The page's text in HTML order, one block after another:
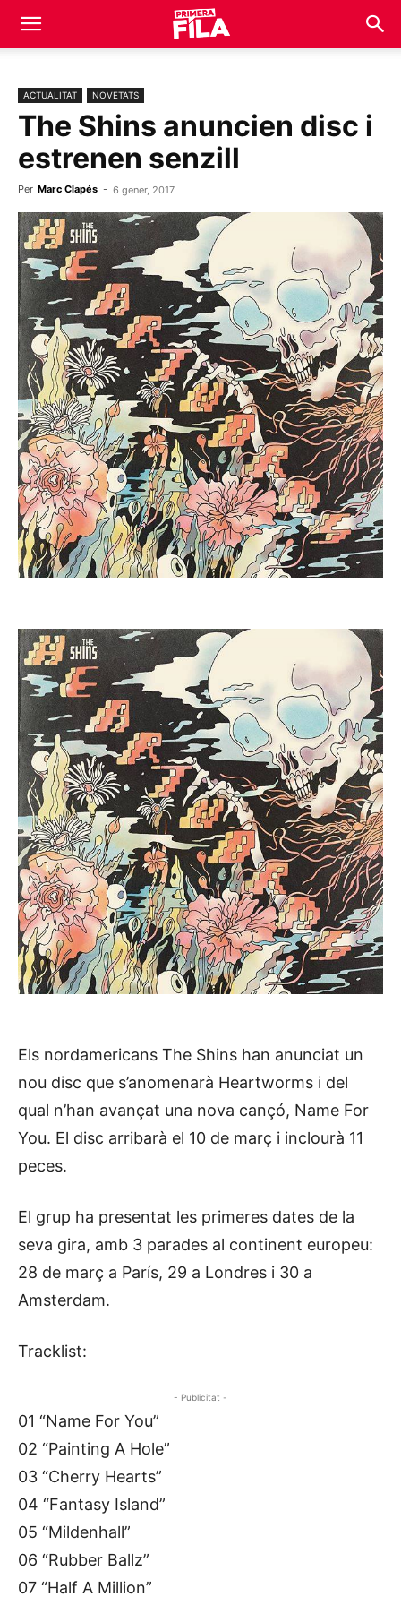
ACTUALITAT NOVETATS
The Shins anuncien disc i
estrenen senzill
Per Marc Clapés - 6 gener, 2017
Els nordamericans The Shins han anunciat un
nou disc que s’anomenarà Heartworms i del
qual n’han avançat una nova cançó, Name For
You. El disc arribarà el 10 de març i inclourà 11
peces.
El grup ha presentat les primeres dates de la
seva gira, amb 3 parades al continent europeu:
28 de març a París, 29 a Londres i 30 a
Amsterdam.
Tracklist:
- Publicitat -
01 “Name For You”
02 “Painting A Hole”
03 “Cherry Hearts”
04 “Fantasy Island”
05 “Mildenhall”
06 “Rubber Ballz”
07 “Half A Million”